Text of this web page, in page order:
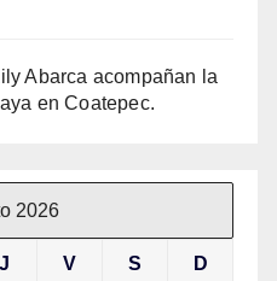
Abarca acompañan la
en Coatepec.
2026
J V S D